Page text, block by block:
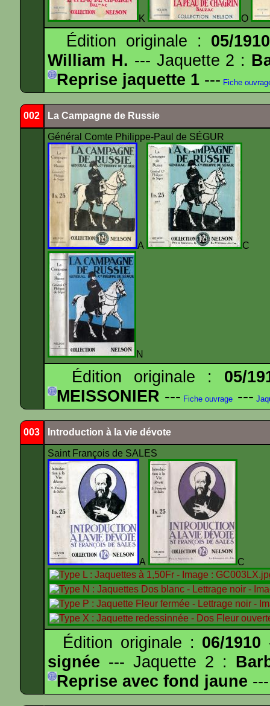
K O
Édition originale : 05/1910
William H. --- Jaquette 2 :
Reprise jaquette 1 --- Fiche
002 La Campagne de Russie
Général Comte Philippe-Paul de SÉGUR
A
N
Édition originale : 05/
MEISSONIER --- Fiche ouvrage ---
003 Introduction à la vie dévote
Saint François de SALES
A
Édition originale : 06/1910
signée --- Jaquette 2 :
Reprise avec fond jaune ---